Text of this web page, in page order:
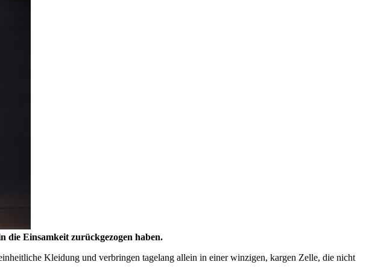
die Einsamkeit zurückgezogen haben.
Kleidung und verbringen tagelang allein in einer winzigen, kargen Zelle, die nicht